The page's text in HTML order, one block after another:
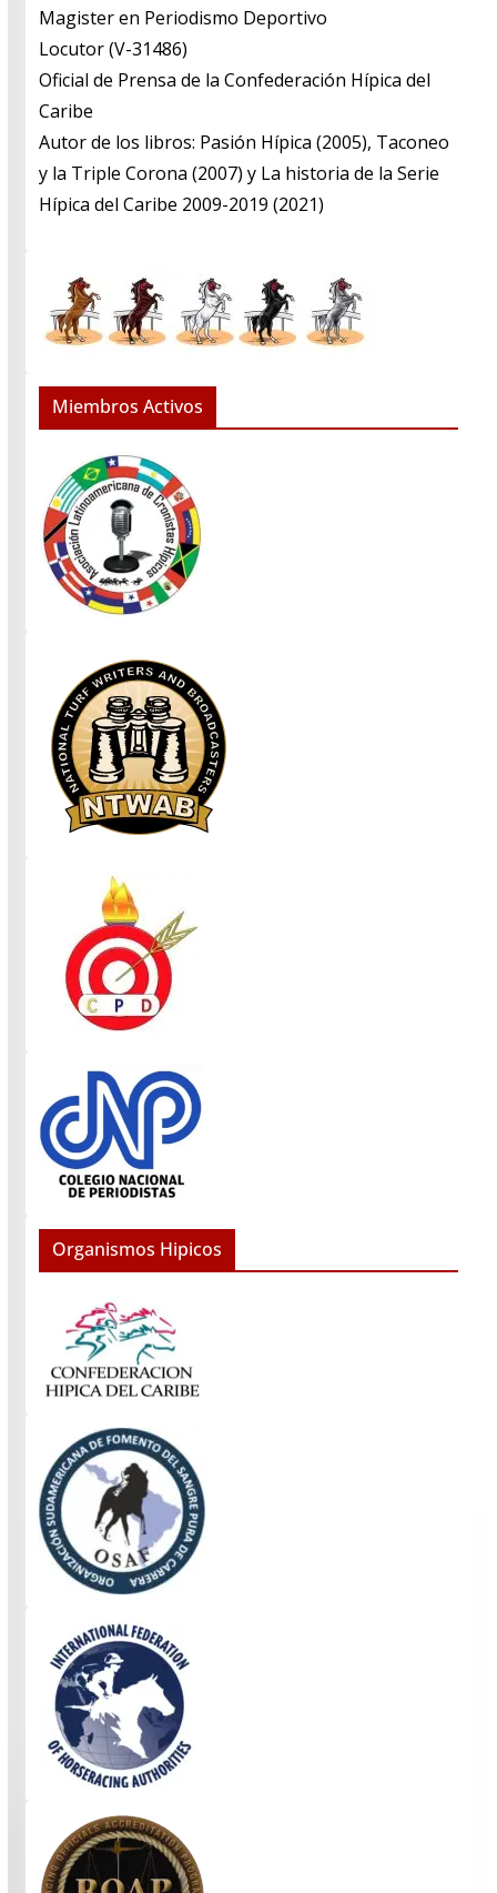
​Magister en Periodismo Deportivo
​Locutor (V-31486)
​Oficial de Prensa de la Confederación Hípica del
Caribe
​Autor de los libros: Pasión Hípica (2005), Taconeo
y la Triple Corona (2007) y La historia de la Serie
Hípica del Caribe 2009-2019 (2021)
Miembros Activos
Organismos Hipicos